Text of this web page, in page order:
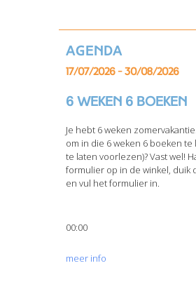
Agenda
17/07/2026 - 30/08/2026
6 weken 6 boeken
Je hebt 6 weken
om in die 6 weken 6 boeken te
te laten voorlezen)? Vast wel!
formulier op in de winkel, duik
en vul het formulier in.
00:00
meer info